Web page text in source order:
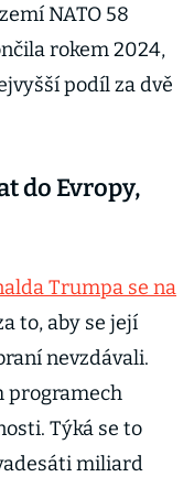
NATO 58
rokem 2024,
podíl za dvě
do Evropy,
Trumpa se na
to, aby se její
nevzdávali.
programech
Týká se to
miliard